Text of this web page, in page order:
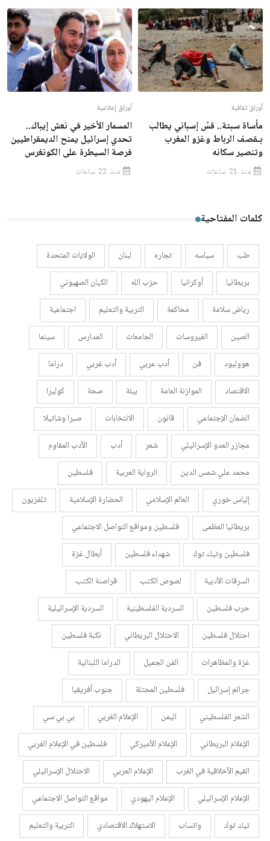
أوراق ثقافية
مأساة سبتة.. قسّ إسباني يطالب
بـقصف الرباط وغزو المغرب
وتنصير سكانه
منذ 21 ساعات
أوراق إعلامية
المسمار الأخير في نعش إيباك..
تحدي إسرائيل يمنح الديمقراطيين
فرصة السيطرة على الكونغرس
منذ 22 ساعات
كلمات المفتاحية
طب سياسه تجاره لبنان
الولايات المتحدة
بريطانيا
أوكرانيا حزب الله
الكيان الصهيوني
رياض سلامة
محاكمة التربية والتعليم
اجتماعية
الصين
الفيروسات الجامعات المدارس
سينما
هووليود
فن أدب عربي أدب غربي
دراما
الاقتصاد
الموازنة العامة بيئة صحة
كوليرا
الضمان الإجتماعي
قانون الانتخابات
صبرا وشاتيلا
مجازر العدو الإسرائيلي
شعر أدب
الأدب المقاوم
محمد علي شمس الدين
الرواية العربية
فلسطين
إلياس خوري
العالم الإسلامي الحضارة الإسلامية
تلفزيون
بريطانيا العظمى
فلسطين ومواقع التواصل الاجتماعي
فلسطين وتيك توك
شهداء فلسطين
أبطال غزة
السرقات الأدبية
لصوص الكتب
قراصنة الكتب
حرب فلسطين
السردية الفلسطينية
السردية الإسرائيلية
احتلال فلسطين
الاحتلال البريطاني
نكبة فلسطين
غزة والمظاهرات
الفن الجميل
الدراما اللبنانية
جرائم إسرائيل
فلسطين المحتلة
جنوب أفريقيا
الشعر الفلسطيني
اليمن الإعلام الغربي
بي بي سي
الإعلام البريطاني
الإعلام الأميركي
فلسطين في الإعلام الغربي
القيم الأخلاقية في الغرب
الإعلام العربي
الاحتلال الإسرائيلي
الإعلام الإسرائيلي
الإعلام اليهودي
مواقع التواصل الاجتماعي
تيك توك
واتساب الاستهلاك الاقتصادي
التربية والتعليم